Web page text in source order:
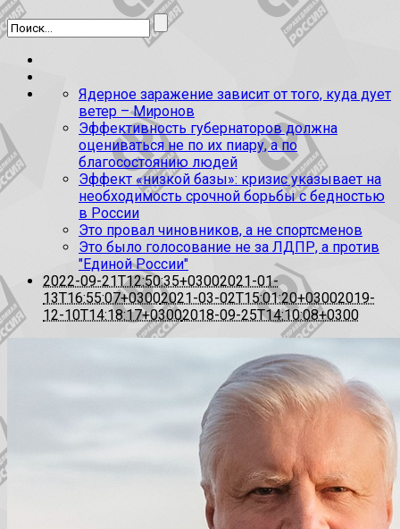
Ядерное заражение зависит от того, куда дует
ветер – Миронов
Эффективность губернаторов должна
оцениваться не по их пиару, а по
благосостоянию людей
Эффект «низкой базы»: кризис указывает на
необходимость срочной борьбы с бедностью
в России
Это провал чиновников, а не спортсменов
Это было голосование не за ЛДПР, а против
"Единой России"
2022-09-21T12:50:35+03002021-01-
13T16:55:07+03002021-03-02T15:01:20+03002019-
12-10T14:18:17+03002018-09-25T14:10:08+0300